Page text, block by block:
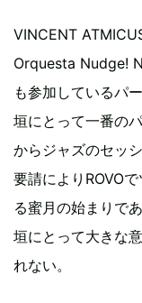
VINCENT
Orquesta Nudge!
も参加しているパ
垣にとって一番の
からジャズのセッ
要請によりROVO
る蜜月の始まりで
垣にとって大きな
れない。